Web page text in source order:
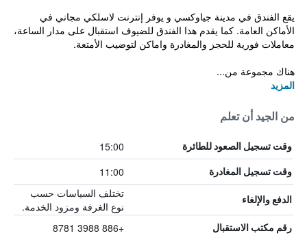
يقع الفندق في مدينة جياوكسي و يوفر إنترنت لاسلكي مجاني في
الأماكن العامة. كما يقدم هذا الفندق للضيوف استقبال على مدار الساعة،
معاملات فورية للحجز والمغادرة واماكن لتوضيب الأمتعة.
هناك مجموعة من...
المزيد
من الجيد أن تعلم
وقت تسجيل الصعود للطائرة 15:00
وقت تسجيل المغادرة 11:00
الدفع والإلغاء
تختلف السياسات حسب
نوع الغرفة ومزود الخدمة.
رقم مكتب الاستقبال +886 3988 8781